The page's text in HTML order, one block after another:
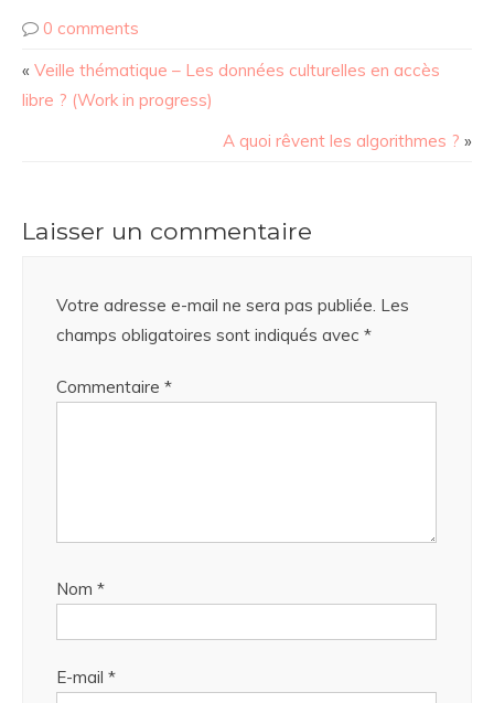
0 comments
« Veille thématique – Les données culturelles en accès
libre ? (Work in progress)
A quoi rêvent les algorithmes ? »
Laisser un commentaire
Votre adresse e-mail ne sera pas publiée. Les
champs obligatoires sont indiqués avec *
Commentaire *
Nom *
E-mail *